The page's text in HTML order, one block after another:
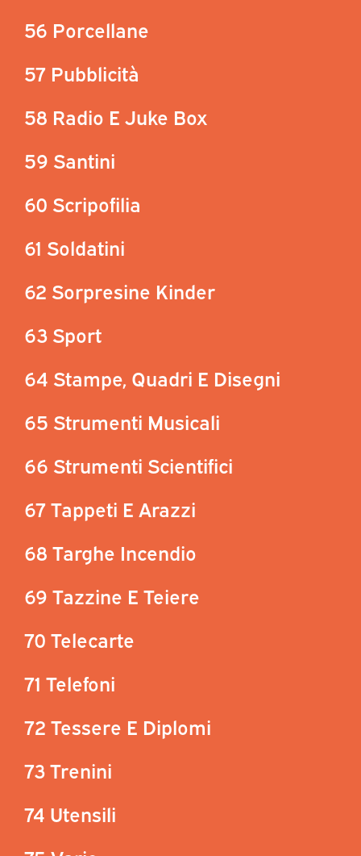
56 Porcellane
57 Pubblicità
58 Radio E Juke Box
59 Santini
60 Scripofilia
61 Soldatini
62 Sorpresine Kinder
63 Sport
64 Stampe, Quadri E Disegni
65 Strumenti Musicali
66 Strumenti Scientifici
67 Tappeti E Arazzi
68 Targhe Incendio
69 Tazzine E Teiere
70 Telecarte
71 Telefoni
72 Tessere E Diplomi
73 Trenini
74 Utensili